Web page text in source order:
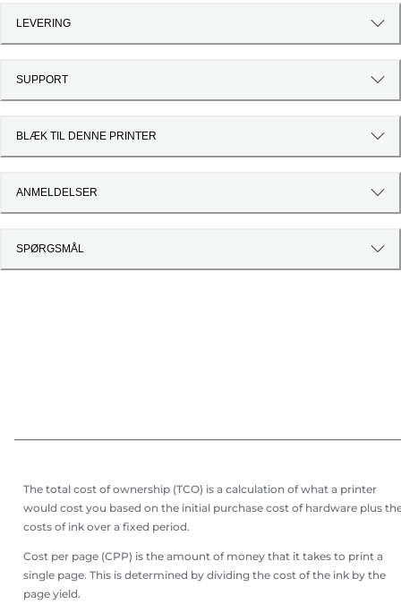
LEVERING
SUPPORT
BLÆK TIL DENNE PRINTER
ANMELDELSER
SPØRGSMÅL
The total cost of ownership (TCO) is a calculation of what a printer
would cost you based on the initial purchase cost of hardware plus
costs of ink over a fixed period.
Cost per page (CPP) is the amount of money that it takes to print a
single page. This is determined by dividing the cost of the ink by the
page yield.